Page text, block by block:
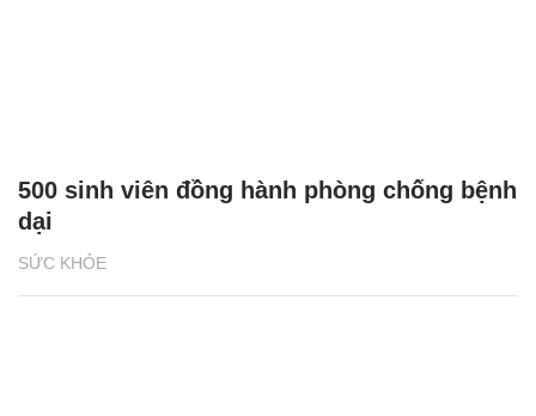
SỨC KHỎE
500 sinh viên đồng hành phòng chống bệnh
dại